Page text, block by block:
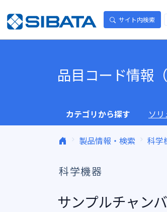
サイト内検索
品目コード情報（
カテゴリから探す ソ
製品情報・検索 科学
科学機器
サンプルチャン